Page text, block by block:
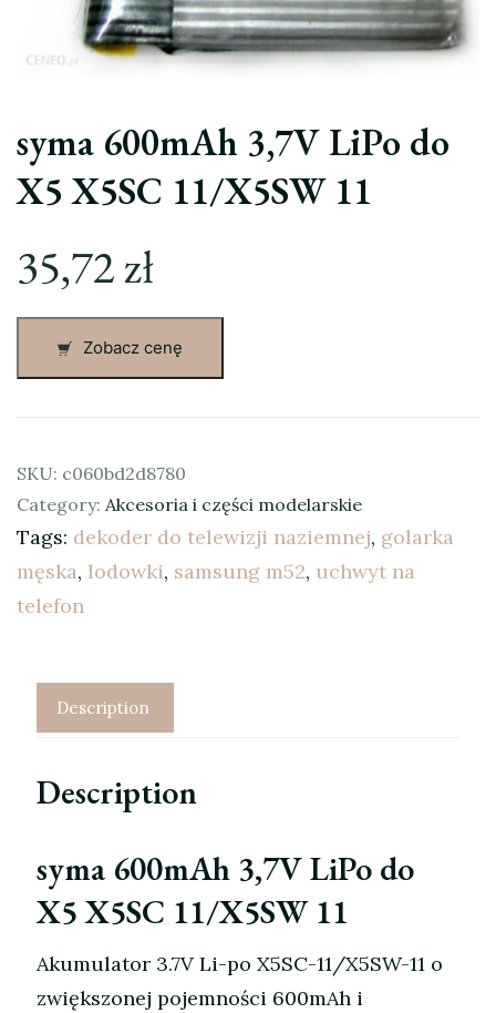
syma 600mAh 3,7V LiPo do
X5 X5SC 11/X5SW 11
35,72zł
Zobacz cenę
SKU: c060bd2d8780
Category: Akcesoria i części modelarskie
Tags: dekoder do telewizji naziemnej, golarka
męska, lodowki, samsung m52, uchwyt na
telefon
Description
Description
syma 600mAh 3,7V LiPo do
X5 X5SC 11/X5SW 11
Akumulator 3.7V Li-po X5SC-11/X5SW-11 o
zwiększonej pojemności 600mAh i